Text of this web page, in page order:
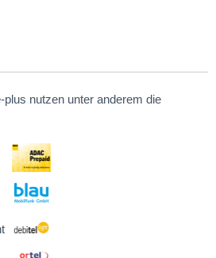
nutzen unter anderem die